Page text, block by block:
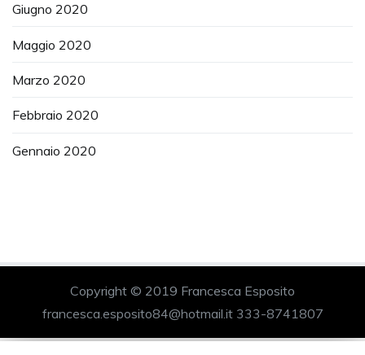
Giugno 2020
Maggio 2020
Marzo 2020
Febbraio 2020
Gennaio 2020
Copyright © 2019 Francesca Esposito
francesca.esposito84@hotmail.it333-8741807